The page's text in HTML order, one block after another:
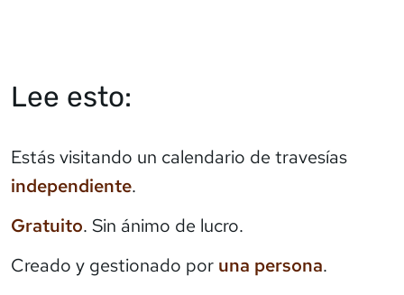
Lee esto:
Estás visitando un calendario de travesías
independiente.
Gratuito. Sin ánimo de lucro.
Creado y gestionado por una persona.